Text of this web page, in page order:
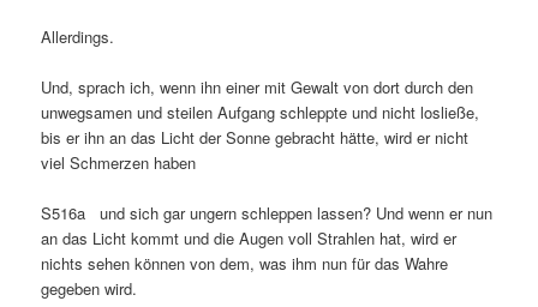
Allerdings.
Und, sprach ich, wenn ihn einer mit Gewalt von dort durch den
unwegsamen und steilen Aufgang schleppte und nicht losließe,
bis er ihn an das Licht der Sonne gebracht hätte, wird er nicht
viel Schmerzen haben
S516a und sich gar ungern schleppen lassen? Und wenn er nun
an das Licht kommt und die Augen voll Strahlen hat, wird er
nichts sehen können von dem, was ihm nun für das Wahre
gegeben wird.